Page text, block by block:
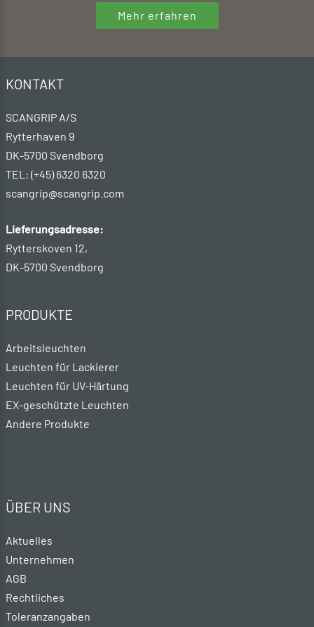
Mehr erfahren
KONTAKT
SCANGRIP A/S
Rytterhaven 9
DK-5700 Svendborg
TEL: (+45) 6320 6320
scangrip@scangrip.com
Lieferungsadresse:
Rytterskoven 12,
DK-5700 Svendborg
PRODUKTE
Arbeitsleuchten
Leuchten für Lackierer
Leuchten für UV-Härtung
EX-geschützte Leuchten
Andere Produkte
ÜBER UNS
Aktuelles
Unternehmen
AGB
Rechtliches
Toleranzangaben